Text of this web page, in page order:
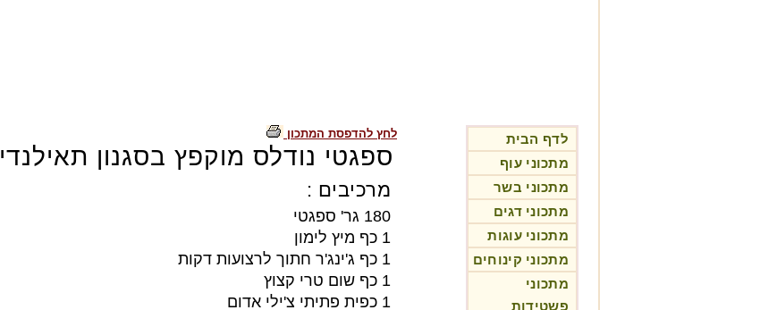
לדף הבית
מתכוני עוף
מתכוני בשר
מתכוני דגים
מתכוני עוגות
מתכוני קינוחים
מתכוני
פשטידות
לחץ להדפסת המתכון
ספגטי נודלס מוקפץ בסגנון תאילנדי
מרכיבים :
180 גר' ספגטי
1 כף מיץ לימון
1 כף ג'ינג'ר חתוך לרצועות דקות
1 כף שום טרי קצוץ
1 כפית פתיתי צ'ילי אדום